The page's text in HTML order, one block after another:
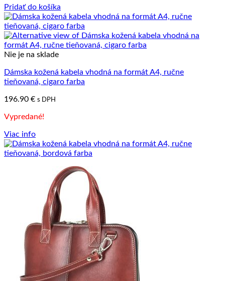
Pridať do košíka
Nie je na sklade
Dámska kožená kabela vhodná na formát A4, ručne
tieňovaná, cigaro farba
196.90 € s DPH
Vypredané!
Viac info